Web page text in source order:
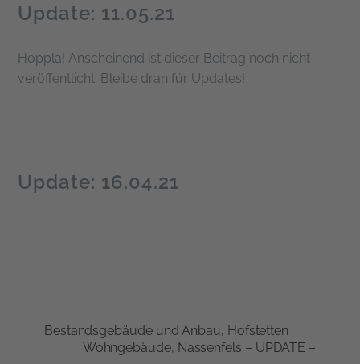
Update: 11.05.21
Hoppla! Anscheinend ist dieser Beitrag noch nicht
veröffentlicht. Bleibe dran für Updates!
Update: 16.04.21
Bestandsgebäude und Anbau, Hofstetten
Wohngebäude, Nassenfels – UPDATE –